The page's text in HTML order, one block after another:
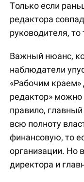
Только если
редактора
руководителя, то
Важный нюанс,
наблюдатели
«Рабочим
редактор»
правило,
всю полноту
финансовую, то
организации. Но
директора и